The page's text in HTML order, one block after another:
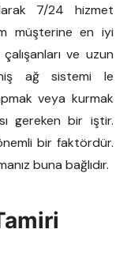
7/24 hizmet
müşterine en iyi
ve uzun
ağ sistemi le
veya kurmak
gereken bir iştir.
bir faktördür.
buna bağlıdır.